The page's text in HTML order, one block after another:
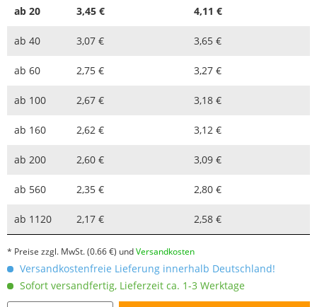
ab 20 3,45 € 4,11 €
ab 40 3,07 € 3,65 €
ab 60 2,75 € 3,27 €
ab 100 2,67 € 3,18 €
ab 160 2,62 € 3,12 €
ab 200 2,60 € 3,09 €
ab 560 2,35 € 2,80 €
ab 1120 2,17 € 2,58 €
* Preise zzgl. MwSt.(0.66 €) undVersandkosten
Versandkostenfreie Lieferung innerhalb Deutschland!
Sofort versandfertig, Lieferzeit ca. 1-3 Werktage